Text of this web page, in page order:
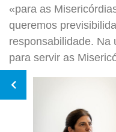
«para as
queremos
responsabilidade. Na
para servir as